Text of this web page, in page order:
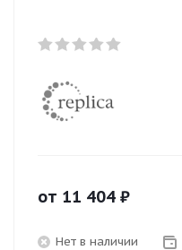
от 11 404 ₽
Нет в наличии